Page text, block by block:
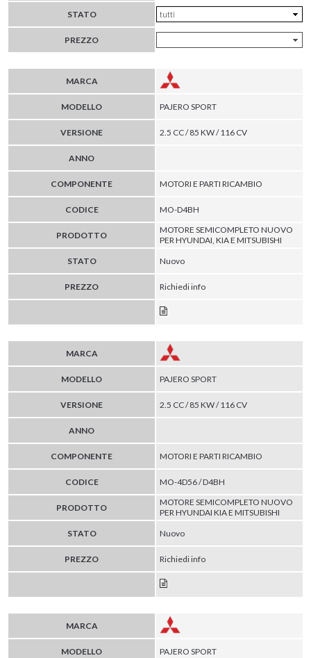
STATO
PREZZO
MARCA
MODELLO PAJERO SPORT
VERSIONE 2.5 CC / 85 KW / 116 CV
ANNO
COMPONENTE MOTORI E PARTI RICAMBIO
CODICE MO-D4BH
PRODOTTO
MOTORE SEMICOMPLETO NUOVO
PER HYUNDAI, KIA E MITSUBISHI
STATO
Nuovo
PREZZO Richiedi info
MARCA
MODELLO PAJERO SPORT
VERSIONE 2.5 CC / 85 KW / 116 CV
ANNO
COMPONENTE MOTORI E PARTI RICAMBIO
CODICE MO-4D56 / D4BH
PRODOTTO
MOTORE SEMICOMPLETO NUOVO
PER HYUNDAI KIA E MITSUBISHI
STATO
Nuovo
PREZZO Richiedi info
MARCA
MODELLO PAJERO SPORT